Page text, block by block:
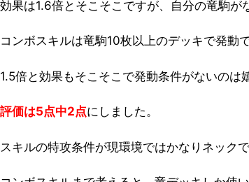
効果は1.6倍とそこそこですが、自分の竜駒
コンボスキルは竜駒10枚以上のデッキで発動
1.5倍と効果もそこそこで発動条件がないのは
評価は5点中2点にしました。
スキルの特攻条件が現環境ではかなりネックで